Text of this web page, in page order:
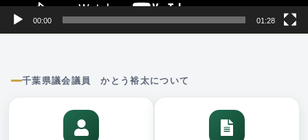
00:00 01:28
千葉県議会議員 かとう裕太について